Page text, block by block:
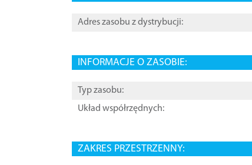
Adres zasobu z dystrybucji:
INFORMACJE O ZASOBIE:
Typ zasobu:
Układ współrzędnych:
ZAKRES PRZESTRZENNY: